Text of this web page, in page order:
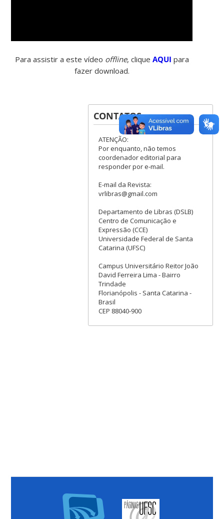
Para assistir a este vídeo offline, clique AQUI para
fazer download.
CONTATOS
ATENÇÃO:
Por enquanto, não temos
coordenador editorial para
responder por e-mail.
E-mail da Revista:
vrlibras@gmail.com
Departamento de Libras (DSLB)
Centro de Comunicação e
Expressão (CCE)
Universidade Federal de Santa
Catarina (UFSC)
Campus Universitário Reitor João
David Ferreira Lima - Bairro
Trindade
Florianópolis - Santa Catarina -
Brasil
CEP 88040-900